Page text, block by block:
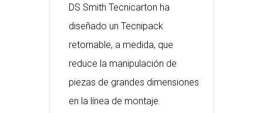
DS Smith Tecnicarton ha
diseñado un Tecnipack
retornable, a medida, que
reduce la manipulación de
piezas de grandes dimensiones
en la línea de montaje.